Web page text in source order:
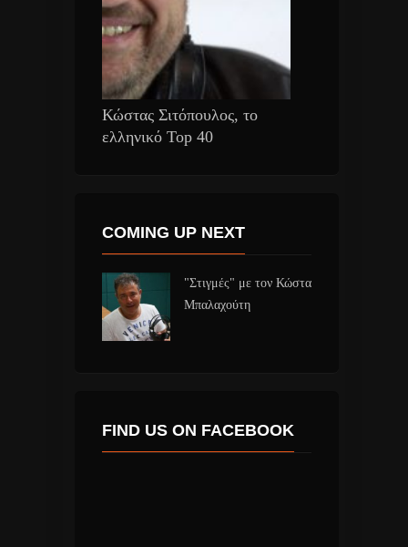
Κώστας Σιτόπουλος, το
ελληνικό Top 40
COMING UP NEXT
"Στιγμές" με τον Κώστα
Μπαλαχούτη
FIND US ON FACEBOOK